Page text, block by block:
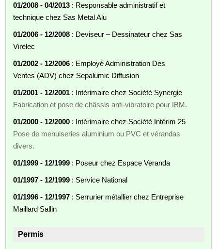
01/2008 - 04/2013 : Responsable administratif et
technique chez Sas Metal Alu
01/2006 - 12/2008 : Deviseur – Dessinateur chez Sas
Virelec
01/2002 - 12/2006 : Employé Administration Des
Ventes (ADV) chez Sepalumic Diffusion
01/2001 - 12/2001 : Intérimaire chez Société Synergie
Fabrication et pose de châssis anti-vibratoire pour IBM.
01/2000 - 12/2000 : Intérimaire chez Société Intérim 25
Pose de menuiseries aluminium ou PVC et vérandas
divers.
01/1999 - 12/1999 : Poseur chez Espace Veranda
01/1997 - 12/1999 : Service National
01/1996 - 12/1997 : Serrurier métallier chez Entreprise
Maillard Sallin
Permis